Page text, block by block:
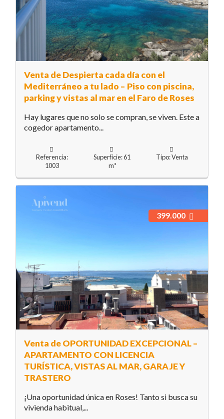
Venta de Despierta cada día con el
Mediterráneo a tu lado – Piso con piscina,
parking y vistas al mar en el Faro de Roses
Hay lugares que no solo se compran, se viven. Este a
cogedor apartamento...
Referencia:
1003
Superfície: 61
m²
Tipo: Venta
Venta de OPORTUNIDAD EXCEPCIONAL –
APARTAMENTO CON LICENCIA
TURÍSTICA, VISTAS AL MAR, GARAJE Y
TRASTERO
399.000
¡Una oportunidad única en Roses! Tanto si busca su
vivienda habitual,...